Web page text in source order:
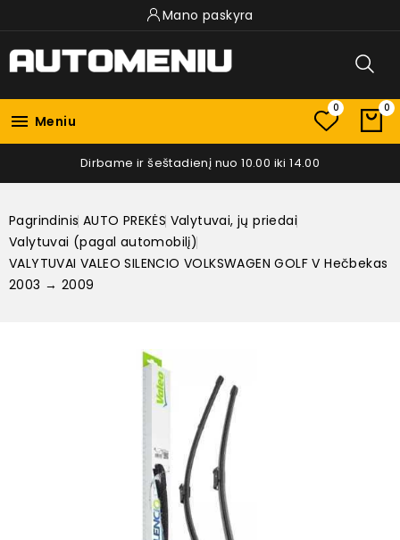
Mano paskyra
 Meniu
0 0
Dirbame ir šeštadienį nuo 10.00 iki 14.00
Pagrindinis AUTO PREKĖS Valytuvai, jų priedai
Valytuvai (pagal automobilį)
VALYTUVAI VALEO SILENCIO VOLKSWAGEN GOLF V Hečbekas
2003 → 2009